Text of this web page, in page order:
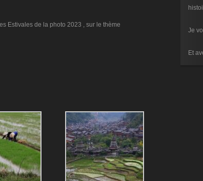
Estivales de la photo 2023 , sur le thème
Je
Et